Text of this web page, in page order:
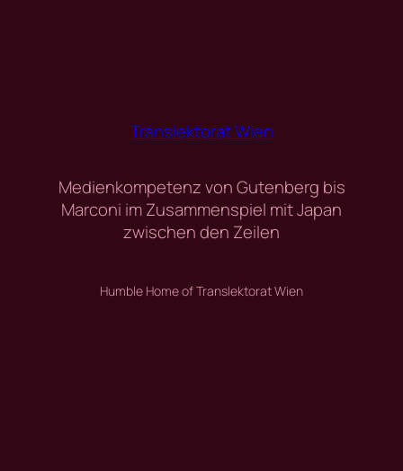
Translektorat Wien
Medienkompetenz von Gutenberg bis
Marconi im Zusammenspiel mit Japan
zwischen den Zeilen
Humble Home of Translektorat Wien